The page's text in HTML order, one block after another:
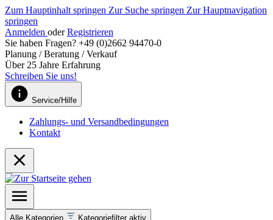
Zum Hauptinhalt springen Zur Suche springen Zur Hauptnavigation
springen
Anmelden oder Registrieren
Sie haben Fragen? +49 (0)2662 94470-0
Planung / Beratung / Verkauf
Über 25 Jahre Erfahrung
Schreiben Sie uns!
Service/Hilfe
Zahlungs- und Versandbedingungen
Kontakt
Alle Kategorien Kategoriefilter aktiv